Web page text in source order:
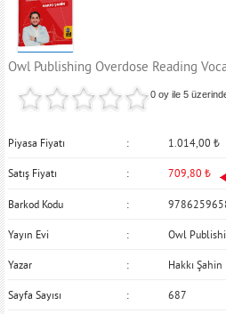
Owl Publishing Overdose Reading
0 oy ile 5
Piyasa Fiyatı 1.014,00 ₺
Satış Fiyatı 709,80 ₺
Barkod Kodu
Yayın Evi Owl
Yazar Hakkı Şahin
Sayfa Sayısı 687